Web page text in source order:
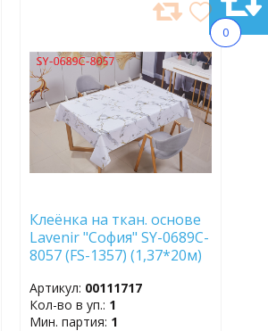
0
ИЗБРАННОЕ
Клеёнка на ткан. основе
Lavenir "София" SY-0689C-
8057 (FS-1357) (1,37*20м)
Артикул: 00111717
Кол-во в уп.: 1
Мин. партия: 1